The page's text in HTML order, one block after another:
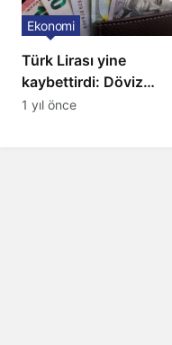
Türk Lirası yine
kaybettirdi: Döviz
kurları yükseldi
Ekonomi
1 yıl önce